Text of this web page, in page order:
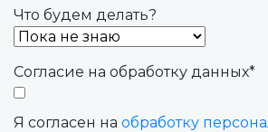
Что будем делать?
Согласие на обработку данных*
Я согласен на обработку